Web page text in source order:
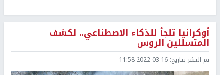
أوكرانيا تلجأ للذكاء الاصطناعي.. لكشف
المتسللين الروس
تم النشر بتاريخ: 2022-03-16 11:58